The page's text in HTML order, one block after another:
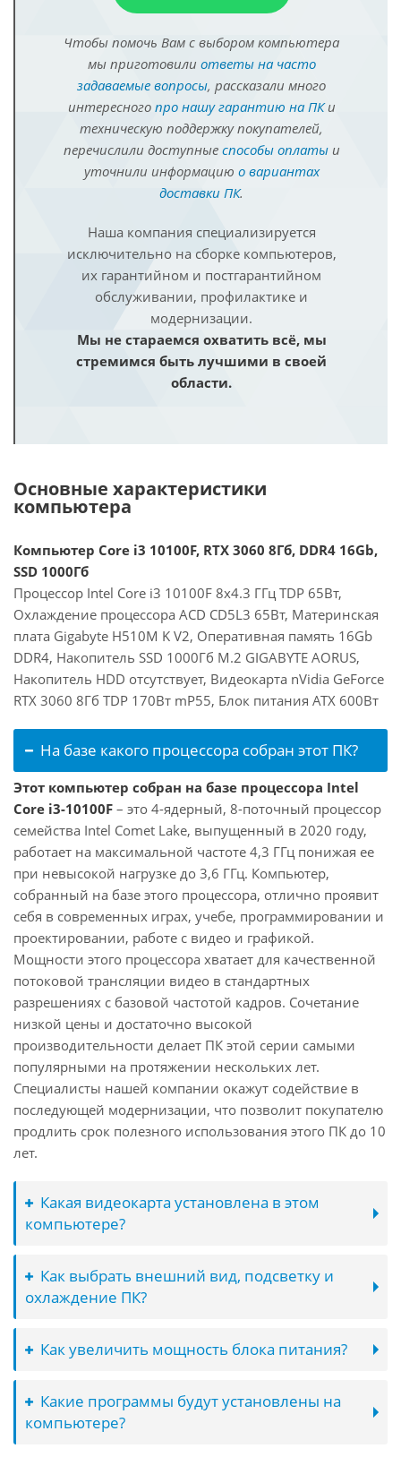
Чтобы помочь Вам с выбором компьютера
мы приготовили ответы на часто
задаваемые вопросы, рассказали много
интересного про нашу гарантию на ПКи
техническую поддержку покупателей,
перечислили доступные способы оплатыи
уточнили информацию о вариантах
доставки ПК.
Наша компания специализируется
исключительно на сборке компьютеров,
их гарантийном и постгарантийном
обслуживании, профилактике и
модернизации.
Мы не стараемся охватить всё, мы
стремимся быть лучшими в своей
области.
Основные характеристики
компьютера
Компьютер Core i3 10100F, RTX 3060 8Гб, DDR4 16Gb,
SSD 1000Гб
Процессор Intel Core i3 10100F 8x4.3 ГГц TDP 65Вт,
Охлаждение процессора ACD CD5L3 65Вт, Материнская
плата Gigabyte H510M K V2, Оперативная память 16Gb
DDR4, Накопитель SSD 1000Гб M.2 GIGABYTE AORUS,
Накопитель HDD отсутствует, Видеокарта nVidia GeForce
RTX 3060 8Гб TDP 170Вт mP55, Блок питания ATX 600Вт
На базе какого процессора собран этот ПК?
Этот компьютер собран на базе процессора Intel
Core i3-10100F – это 4-ядерный, 8-поточный процессор
семейства Intel Comet Lake, выпущенный в 2020 году,
работает на максимальной частоте 4,3 ГГц понижая ее
при невысокой нагрузке до 3,6 ГГц. Компьютер,
собранный на базе этого процессора, отлично проявит
себя в современных играх, учебе, программировании и
проектировании, работе с видео и графикой.
Мощности этого процессора хватает для качественной
потоковой трансляции видео в стандартных
разрешениях с базовой частотой кадров. Сочетание
низкой цены и достаточно высокой
производительности делает ПК этой серии самыми
популярными на протяжении нескольких лет.
Специалисты нашей компании окажут содействие в
последующей модернизации, что позволит покупателю
продлить срок полезного использования этого ПК до 10
лет.
Какая видеокарта установлена в этом
компьютере?
Как выбрать внешний вид, подсветку и
охлаждение ПК?
Как увеличить мощность блока питания?
Какие программы будут установлены на
компьютере?